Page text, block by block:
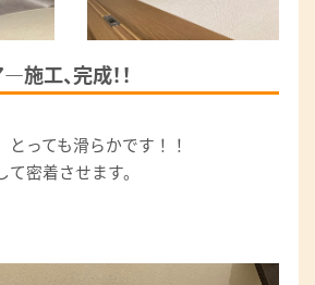
施工、完成！！
とっても滑らかです！！
て密着させます。